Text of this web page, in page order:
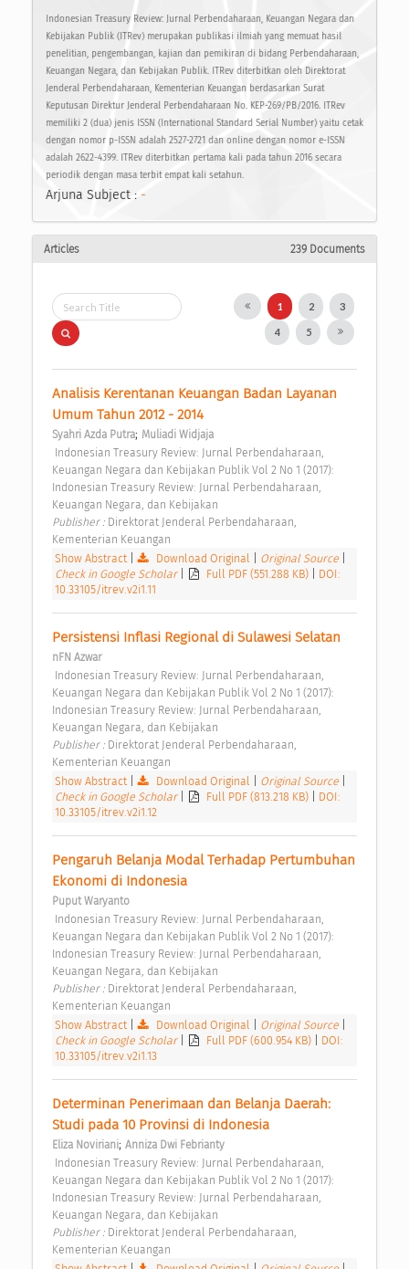
Indonesian Treasury Review: Jurnal Perbendaharaan, Keuangan Negara dan
Kebijakan Publik (ITRev) merupakan publikasi ilmiah yang memuat hasil
penelitian, pengembangan, kajian dan pemikiran di bidang Perbendaharaan,
Keuangan Negara, dan Kebijakan Publik. ITRev diterbitkan oleh Direktorat
Jenderal Perbendaharaan, Kementerian Keuangan berdasarkan Surat
Keputusan Direktur Jenderal Perbendaharaan No. KEP-269/PB/2016. ITRev
memiliki 2 (dua) jenis ISSN (International Standard Serial Number) yaitu cetak
dengan nomor p-ISSN adalah 2527-2721 dan online dengan nomor e-ISSN
adalah 2622-4399. ITRev diterbitkan pertama kali pada tahun 2016 secara
periodik dengan masa terbit empat kali setahun.
Arjuna Subject : -
Articles 239 Documents
1 2 3
4 5
Analisis Kerentanan Keuangan Badan Layanan
Umum Tahun 2012 - 2014
Syahri Azda Putra; Muliadi Widjaja
Keuangan Negara dan Kebijakan Publik Vol 2 No 1 (2017):
Indonesian Treasury Review: Jurnal Perbendaharaan,
Keuangan Negara, dan Kebijakan
Publisher : Direktorat Jenderal Perbendaharaan,
Kementerian Keuangan
Show Abstract| Download Original Original Source
Check in Google Scholar
Full PDF (551.288 KB)
DOI:
10.33105/itrev.v2i1.11
Persistensi Inflasi Regional di Sulawesi Selatan
nFN Azwar
Keuangan Negara dan Kebijakan Publik Vol 2 No 1 (2017):
Indonesian Treasury Review: Jurnal Perbendaharaan,
Keuangan Negara, dan Kebijakan
Publisher : Direktorat Jenderal Perbendaharaan,
Kementerian Keuangan
Show Abstract| Download Original Original Source
Check in Google Scholar
Full PDF (813.218 KB)
DOI:
10.33105/itrev.v2i1.12
Pengaruh Belanja Modal Terhadap Pertumbuhan
Ekonomi di Indonesia
Puput Waryanto
Keuangan Negara dan Kebijakan Publik Vol 2 No 1 (2017):
Indonesian Treasury Review: Jurnal Perbendaharaan,
Keuangan Negara, dan Kebijakan
Publisher : Direktorat Jenderal Perbendaharaan,
Kementerian Keuangan
Show Abstract| Download Original Original Source
Check in Google Scholar
Full PDF (600.954 KB)
DOI:
10.33105/itrev.v2i1.13
Determinan Penerimaan dan Belanja Daerah:
Studi pada 10 Provinsi di Indonesia
Eliza Noviriani; Anniza Dwi Febrianty
Keuangan Negara dan Kebijakan Publik Vol 2 No 1 (2017):
Indonesian Treasury Review: Jurnal Perbendaharaan,
Keuangan Negara, dan Kebijakan
Publisher : Direktorat Jenderal Perbendaharaan,
Kementerian Keuangan